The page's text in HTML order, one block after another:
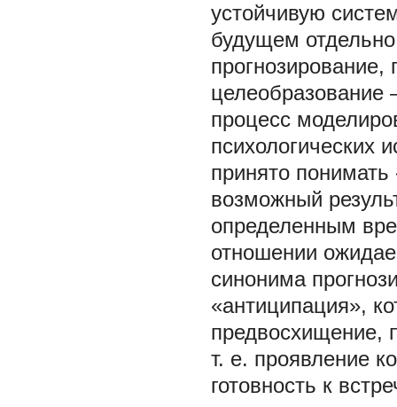
устойчивую
будущем
целеобразование
процесс
психологических
принято понимать
возможный
определенным
отношении
синонима
«антиципация»,
предвосхищение,
т. е. проявление
готовность к